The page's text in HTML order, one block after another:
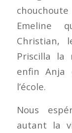
Emeline
Christian,
Priscilla la
enfin Anja
l’école.
Nous
autant la